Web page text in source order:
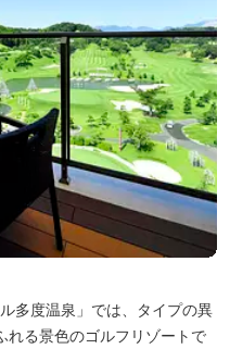
多度温泉」では、タイプの異
れる景色のゴルフリゾートで